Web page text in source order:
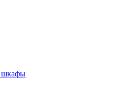
шкафы